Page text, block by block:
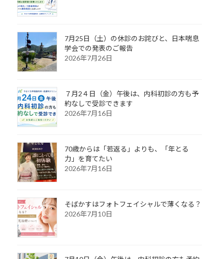
7月25日（土）の休診のお詫びと、日本喘息
学会での発表のご報告
2026年7月26日
７月2４日（金）午後は、内科初診の方も予
約なしで受診できます
2026年7月16日
70歳からは「若返る」よりも、「年とる
力」を育てたい
2026年7月16日
そばかすはフォトフェイシャルで薄くなる？
2026年7月10日